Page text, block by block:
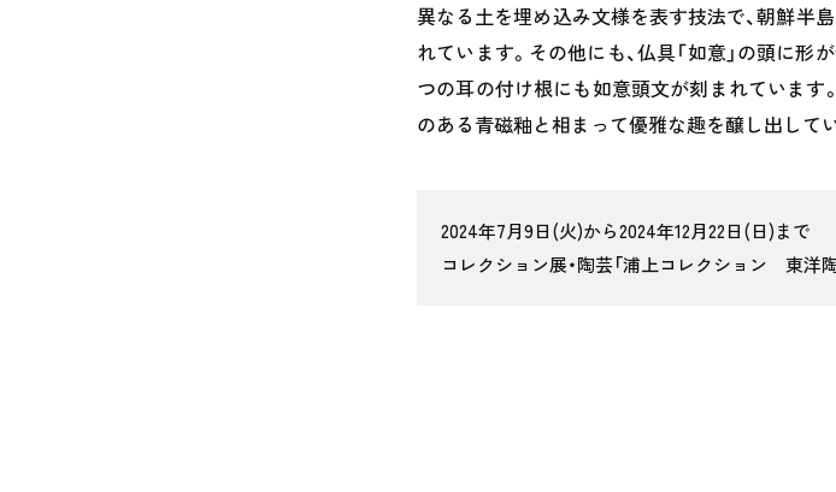
異なる土を埋め込み文様を表す技法で、朝鮮半
れています。その他にも、仏具「如意」の頭に形
つの耳の付け根にも如意頭文が刻まれています
のある青磁釉と相まって優雅な趣を醸し出して
2024年7月9日(火)から2024年12月22日(日)まで
コレクション展・陶芸「浦上コレクション 東洋